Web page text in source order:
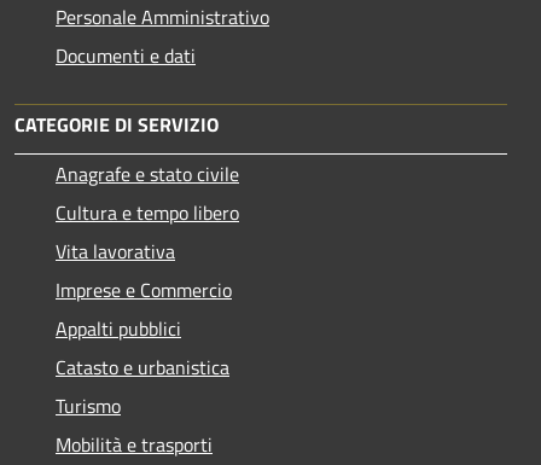
Personale Amministrativo
Documenti e dati
CATEGORIE DI SERVIZIO
Anagrafe e stato civile
Cultura e tempo libero
Vita lavorativa
Imprese e Commercio
Appalti pubblici
Catasto e urbanistica
Turismo
Mobilità e trasporti